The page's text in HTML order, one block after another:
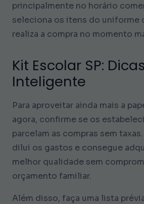
principalmente no horário
seleciona os itens do uniforme
realiza a compra no momento
Kit Escolar SP:
Inteligente
Para aproveitar ainda mais a
agora, confirme se os
parcelam as compras sem
dilui os gastos e consegue
melhor qualidade sem
orçamento familiar.
Além disso, faça uma lista